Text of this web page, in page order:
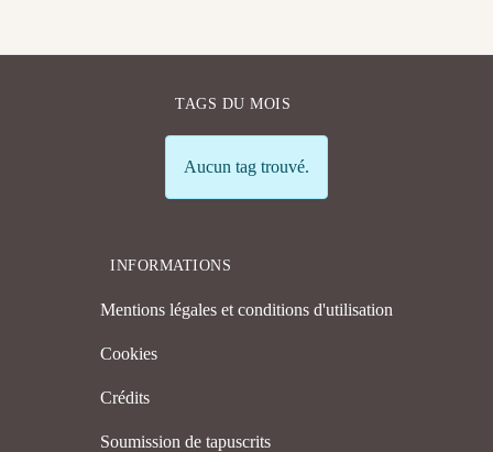
TAGS DU MOIS
Info
Aucun tag trouvé.
INFORMATIONS
Mentions légales et conditions d'utilisation
Cookies
Crédits
Soumission de tapuscrits